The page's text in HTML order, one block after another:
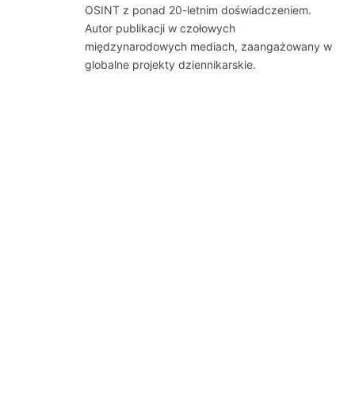
OSINT z ponad 20-letnim doświadczeniem.
Autor publikacji w czołowych
międzynarodowych mediach, zaangażowany w
globalne projekty dziennikarskie.